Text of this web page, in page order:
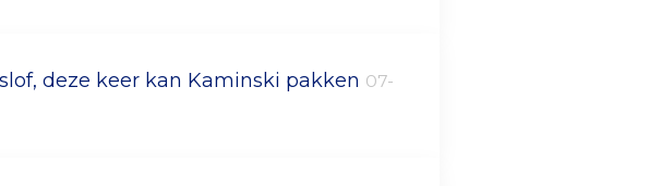
deze keer kan Kaminski pakken 07-